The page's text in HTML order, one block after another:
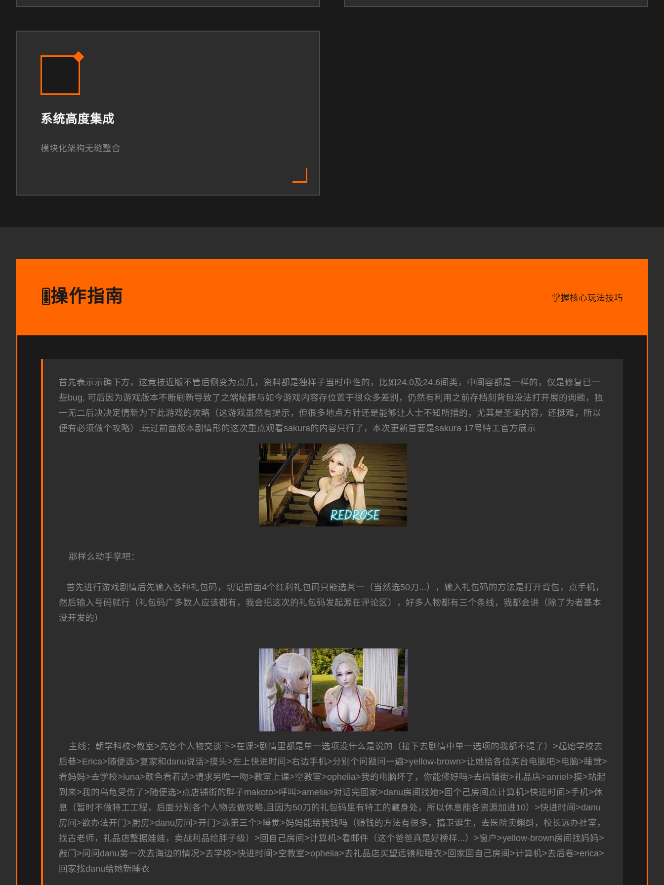
系统高度集成
模块化架构无缝整合
🎚️操作指南 掌握核心玩法技巧
首先表示示确下方，这竞技近版不管后侧变为点几，资料都是独样子当时中性的，比如24.0及24.6间类，中间容都是一样的，仅是修复已一
些bug, 可后因为游戏版本不断刷新导致了之端秘籍与如今游戏内容存位置于很众多差别，仍然有利用之前存档刻背包没法打开展的询题，独
一无二后决决定情新为下此游戏的攻略（这游戏虽然有提示，但很多地点方针还是能够让人士不知所措的，尤其是圣诞内容，还挺难，所以
便有必须做个攻略）,玩过前面版本剧情形的这次重点观看sakura的内容只行了，本次更新首要是sakura 17号特工官方展示
那样么动手掌吧：
首先进行游戏剧情后先输入各种礼包码，切记前面4个红利礼包码只能选其一（当然选50刀...），输入礼包码的方法是打开背包，点手机，
然后输入号码就行（礼包码广多数人应该都有，我会把这次的礼包码发起源在评论区），好多人物都有三个条线，我都会讲（除了为者基本
没开发的）
主线：朝学科校>教室>先各个人物交谈下>在课>剧情里都是单一选项没什么是说的（接下去剧情中单一选项的我都不提了）>起始学校去
后巷>Erica>随便选>复家和danu说话>摸头>左上快进时间>右边手机>分别个问题问一遍>yellow-brown>让她给各位买台电脑吧>电脑>睡觉>
看妈妈>去学校>luna>颜色看着选>请求另唯一吻>教室上课>空教室>ophelia>我的电脑坏了，你能修好吗>去店铺街>礼品店>anriel>摸>站起
到来>我的乌龟受伤了>随便选>点店铺街的胖子makoto>呼叫>amelia>对话完回家>danu房间找她>回个己房间点计算机>快进时间>手机>休
息（暂时不做特工工程，后面分别各个人物去做攻略,且因为50刀的礼包码里有特工的藏身处，所以休息能各资源加进10）>快进时间>danu
房间>欲办法开门>厨房>danu房间>开门>选第三个>睡觉>妈妈能给我钱吗（赚钱的方法有很多，搞卫诞生，去医院卖蝌蚪，校长远办社室，
找古老师，礼品店整据娃娃，卖战利品给胖子级）>回自己房间>计算机>看邮件（这个爸爸真是好榜样...）>窗户>yellow-brown房间找妈妈>
敲门>问问danu第一次去海边的情况>去学校>快进时间>空教室>ophelia>去礼品店买望远镜和睡衣>回家回自己房间>计算机>去后巷>erica>
回家找danu给她新睡衣